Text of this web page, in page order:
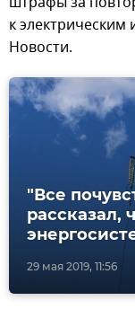
к
Новости.
29 мая 2019, 11:56
"Все
рассказал,